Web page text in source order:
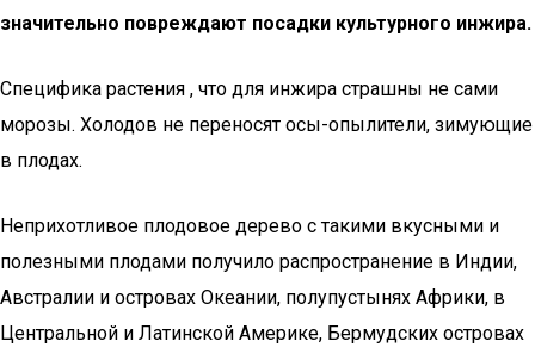
значительно повреждают посадки культурного инжира.
Специфика растения , что для инжира страшны не сами
морозы. Холодов не переносят осы-опылители, зимующие
в плодах.
Неприхотливое плодовое дерево с такими вкусными и
полезными плодами получило распространение в Индии,
Австралии и островах Океании, полупустынях Африки, в
Центральной и Латинской Америке, Бермудских островах